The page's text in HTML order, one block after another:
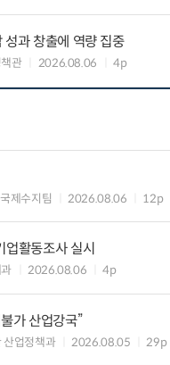
성과 창출에 역량 집중
관 2026.08.06 4p
제수지팀 2026.08.06 12p
활동조사 실시
2026.08.06 4p
가 산업강국”
산업정책과 2026.08.05 29p